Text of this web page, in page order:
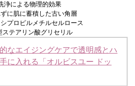
浄による物理的効果
に肌に蓄積した古い角層
プロピルメチルセルロース
ステアリン酸グリセリル
なエイジングケアで透明感とハ
に入れる「オルビスユー ドッ